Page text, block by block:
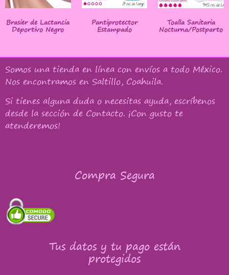
Brasier de Lactancia
Deportivo Negro
Pantiprotector
Estampado
Toalla Sanitaria
Nocturna/Postparto
Somos una tienda en línea con envíos a todo México.
Nos encontramos en Saltillo, Coahuila.
Si tienes alguna duda o necesitas ayuda, escríbenos
desde la sección de Contacto. ¡Con gusto te
atenderemos!
Compra Segura
Tus datos y tu pago están
protegidos